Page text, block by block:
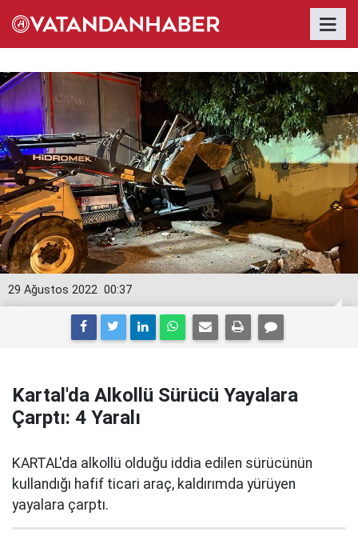
00:37
29 Ağustos 2022
Kartal'da Alkollü Sürücü Yayalara
Çarptı: 4 Yaralı
KARTAL'da alkollü olduğu iddia edilen sürücünün
kullandığı hafif ticari araç, kaldırımda yürüyen
yayalara çarptı.